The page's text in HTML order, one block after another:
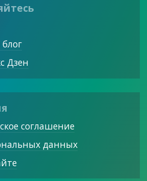
Дзен
соглашение
данных